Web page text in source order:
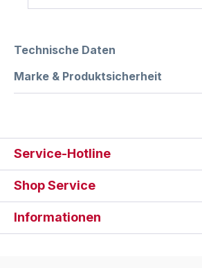
Technische Daten
Marke & Produktsicherheit
Service-Hotline
Shop Service
Informationen